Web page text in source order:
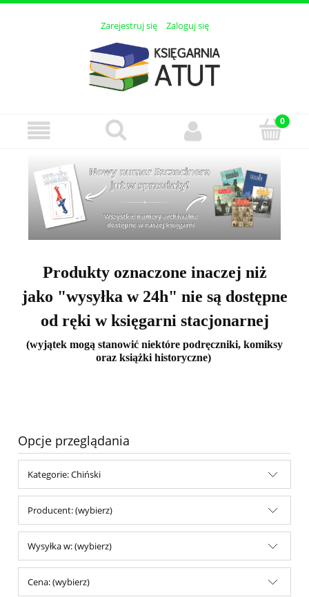
Zarejestruj się Zaloguj się
Produkty oznaczone inaczej niż
jako "wysyłka w 24h" nie są dostępne
od ręki w księgarni stacjonarnej
(wyjątek mogą stanowić niektóre podręczniki, komiksy
oraz książki historyczne)
Opcje przeglądania
Kategorie: Chiński
Producent: (wybierz)
Wysyłka w: (wybierz)
Cena: (wybierz)